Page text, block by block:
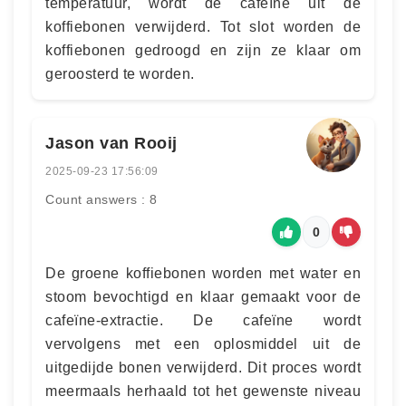
temperatuur, wordt de cafeïne uit de
koffiebonen verwijderd. Tot slot worden de
koffiebonen gedroogd en zijn ze klaar om
geroosterd te worden.
Jason van Rooij
2025-09-23 17:56:09
Count answers : 8
0
De groene koffiebonen worden met water en
stoom bevochtigd en klaar gemaakt voor de
cafeïne-extractie. De cafeïne wordt
vervolgens met een oplosmiddel uit de
uitgedijde bonen verwijderd. Dit proces wordt
meermaals herhaald tot het gewenste niveau